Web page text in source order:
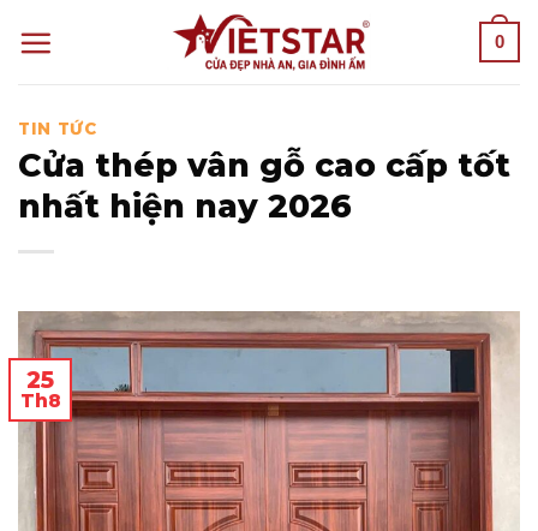
to
0
TIN TỨC
Cửa thép vân gỗ cao cấp tốt
nhất hiện nay 2026
25
Th8